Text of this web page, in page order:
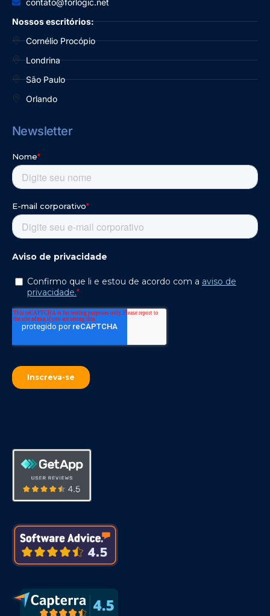
Nossos escritórios:
Cornélio Procópio
Londrina
São Paulo
Orlando
Newsletter